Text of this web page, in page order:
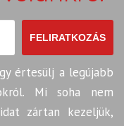
FELIRATKOZÁS
értesülj a legújabb
Mi soha nem
zártan kezeljük,